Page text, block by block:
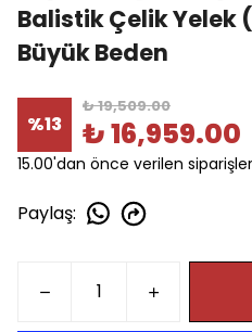
Balistik Çelik Yelek
Büyük Beden
%13
₺ 19,509.00
₺ 16,959.00
15.00'dan önce verilen
Paylaş: